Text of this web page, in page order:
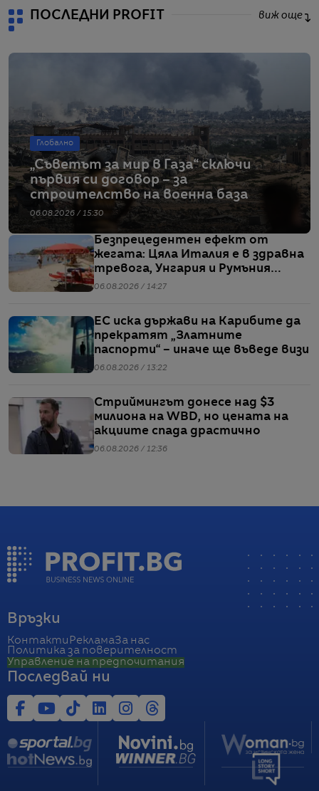
ПОСЛЕДНИ PROFIT виж още
Глобално
„Съветът за мир в Газа“ сключи
първия си договор – за
строителство на военна база
06.08.2026 / 15:30
Безпрецедентен ефект от
жегата: Цяла Италия е в здравна
тревога, Унгария и Румъния
пестят електричество
06.08.2026 / 14:27
ЕС иска държави на Карибите да
прекратят „Златните
паспорти“ – иначе ще въведе визи
06.08.2026 / 13:22
Стриймингът донесе над $3
милиона на WBD, но цената на
акциите спада драстично
06.08.2026 / 12:36
Връзки
Контакти РекламаЗа нас
Политика за поверителност
Управление на предпочитания
Последвай ни